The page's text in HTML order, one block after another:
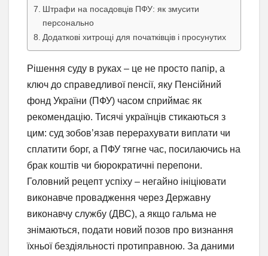
Штрафи на посадовців ПФУ: як змусити
персонально
Додаткові хитрощі для початківців і просунутих
Рішення суду в руках – це не просто папір, а
ключ до справедливої пенсії, яку Пенсійний
фонд України (ПФУ) часом сприймає як
рекомендацію. Тисячі українців стикаються з
цим: суд зобов’язав перерахувати виплати чи
сплатити борг, а ПФУ тягне час, посилаючись на
брак коштів чи бюрократичні перепони.
Головний рецепт успіху – негайно ініціювати
виконавче провадження через Державну
виконавчу службу (ДВС), а якщо гальма не
знімаються, подати новий позов про визнання
їхньої бездіяльності протиправною. За даними